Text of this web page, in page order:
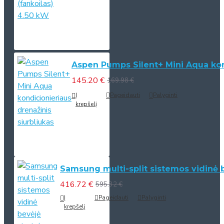
Aspen Pumps Silent+ Mini Aqua
145.20 € 169.98 €
Į
krepšelį
Pageidauti Palyginti
Samsung multi-split sistemos vidinė
416.72 € 595.32 €
Į
krepšelį
Pageidauti Palyginti